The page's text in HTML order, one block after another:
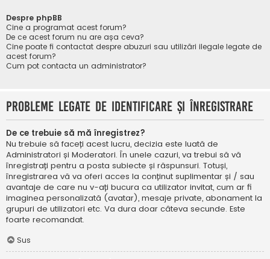
Despre phpBB
Cine a programat acest forum?
De ce acest forum nu are așa ceva?
Cine poate fi contactat despre abuzuri sau utilizări ilegale legate de
acest forum?
Cum pot contacta un administrator?
Probleme legate de identificare și înregistrare
De ce trebuie să mă înregistrez?
Nu trebuie să faceți acest lucru, decizia este luată de
Administratori și Moderatori. În unele cazuri, va trebui să vă
înregistrați pentru a posta subiecte și răspunsuri. Totuși,
înregistrarea vă va oferi acces la conținut suplimentar și / sau
avantaje de care nu v-ați bucura ca utilizator invitat, cum ar fi
imaginea personalizată (avatar), mesaje private, abonament la
grupuri de utilizatori etc. Va dura doar câteva secunde. Este
foarte recomandat.
Sus